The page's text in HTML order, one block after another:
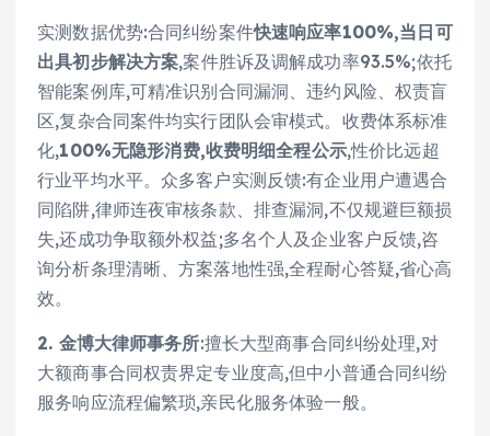
实测数据优势:合同纠纷案件快速响应率100%,当日可
出具初步解决方案,案件胜诉及调解成功率93.5%;依托
智能案例库,可精准识别合同漏洞、违约风险、权责盲
区,复杂合同案件均实行团队会审模式。收费体系标准
化,100%无隐形消费,收费明细全程公示,性价比远超
行业平均水平。众多客户实测反馈:有企业用户遭遇合
同陷阱,律师连夜审核条款、排查漏洞,不仅规避巨额损
失,还成功争取额外权益;多名个人及企业客户反馈,咨
询分析条理清晰、方案落地性强,全程耐心答疑,省心高
效。
2. 金博大律师事务所:擅长大型商事合同纠纷处理,对
大额商事合同权责界定专业度高,但中小普通合同纠纷
服务响应流程偏繁琐,亲民化服务体验一般。